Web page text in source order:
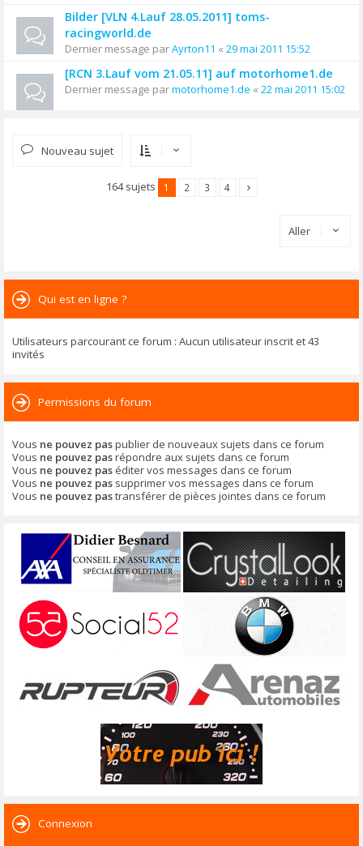
Bilder [VLN 4.Lauf 28.05.2011] toms-
racingworld.de
Dernier message parAyrton11 « 29 mai 2011 15:52
[RCN 3.Lauf vom 21.05.11] auf motorhome1.de
Dernier message parmotorhome1.de « 22 mai 2011 15:02
Nouveau sujet
164 sujets 1 2 3 4
Aller
Qui est en ligne ?
Utilisateurs parcourant ce forum : Aucun utilisateur inscrit et 43
invités
Permissions du forum
Vous ne pouvez paspublier de nouveaux sujets dans ce forum
Vous ne pouvez pasrépondre aux sujets dans ce forum
Vous ne pouvez pas éditer vos messages dans ce forum
Vous ne pouvez pas supprimer vos messages dans ce forum
Vous ne pouvez pastransférer de pièces jointes dans ce forum
Connexion